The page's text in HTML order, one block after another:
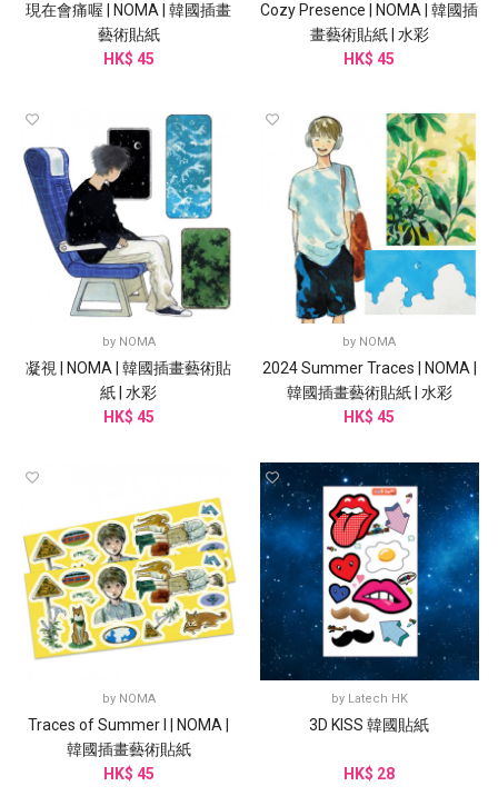
現在會痛喔 | NOMA | 韓國插畫
藝術貼紙
HK$ 45
Cozy Presence | NOMA | 韓國插
畫藝術貼紙 | 水彩
HK$ 45
by NOMA
凝視 | NOMA | 韓國插畫藝術貼
紙 | 水彩
HK$ 45
by NOMA
2024 Summer Traces | NOMA |
韓國插畫藝術貼紙 | 水彩
HK$ 45
by NOMA
Traces of Summer I | NOMA |
韓國插畫藝術貼紙
HK$ 45
by Latech HK
3D KISS 韓國貼紙
HK$ 28